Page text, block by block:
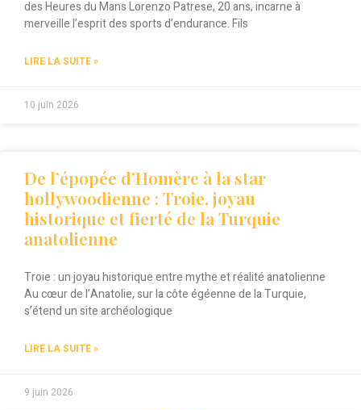
des Heures du Mans Lorenzo Patrese, 20 ans, incarne à
merveille l’esprit des sports d’endurance. Fils
LIRE LA SUITE »
10 juin 2026
De l’épopée d’Homère à la star
hollywoodienne : Troie, joyau
historique et fierté de la Turquie
anatolienne
Troie : un joyau historique entre mythe et réalité anatolienne
Au cœur de l’Anatolie, sur la côte égéenne de la Turquie,
s’étend un site archéologique
LIRE LA SUITE »
9 juin 2026